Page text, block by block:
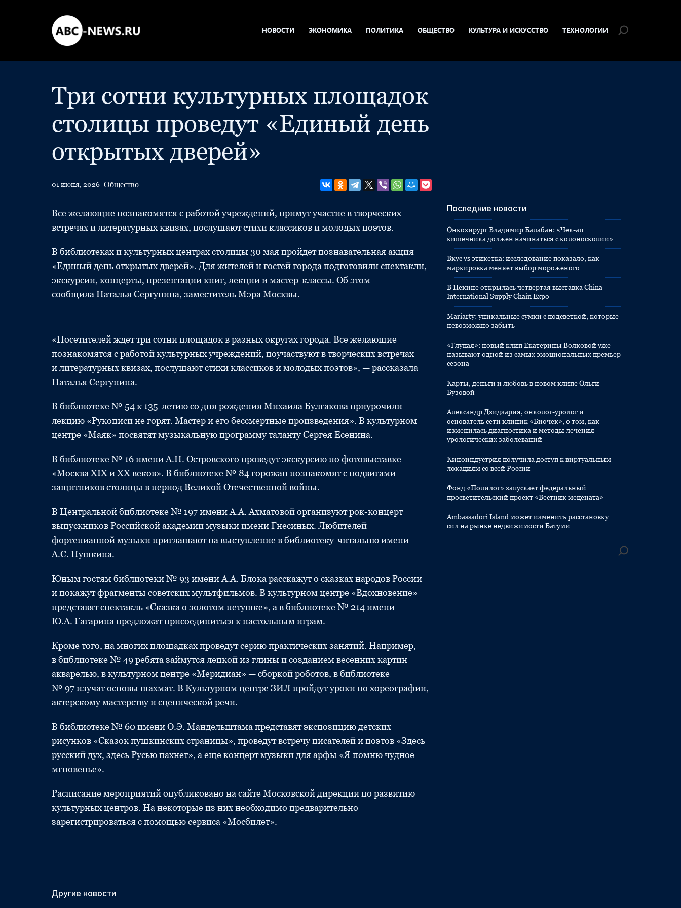
НОВОСТИ ЭКОНОМИКА ПОЛИТИКА ОБЩЕСТВО КУЛЬТУРА И ИСКУССТВО ТЕХНОЛОГИИ
Три сотни культурных площадок
столицы проведут «Единый день
открытых дверей»
01 июня, 2026 Общество
Все желающие познакомятся с работой учреждений, примут участие в творческих
встречах и литературных квизах, послушают стихи классиков и молодых поэтов.
В библиотеках и культурных центрах столицы 30 мая пройдет познавательная акция
«Единый день открытых дверей». Для жителей и гостей города подготовили спектакли,
экскурсии, концерты, презентации книг, лекции и мастер-классы. Об этом
сообщила Наталья Сергунина, заместитель Мэра Москвы.
«Посетителей ждет три сотни площадок в разных округах города. Все желающие
познакомятся с работой культурных учреждений, поучаствуют в творческих встречах
и литературных квизах, послушают стихи классиков и молодых поэтов», — рассказала
Наталья Сергунина.
В библиотеке № 54 к 135-летию со дня рождения Михаила Булгакова приурочили
лекцию «Рукописи не горят. Мастер и его бессмертные произведения». В культурном
центре «Маяк» посвятят музыкальную программу таланту Сергея Есенина.
В библиотеке № 16 имени А.Н. Островского проведут экскурсию по фотовыставке
«Москва ХIХ и ХХ веков». В библиотеке № 84 горожан познакомят с подвигами
защитников столицы в период Великой Отечественной войны.
В Центральной библиотеке № 197 имени А.А. Ахматовой организуют рок-концерт
выпускников Российской академии музыки имени Гнесиных. Любителей
фортепианной музыки приглашают на выступление в библиотеку-читальню имени
А.С. Пушкина.
Юным гостям библиотеки № 93 имени А.А. Блока расскажут о сказках народов России
и покажут фрагменты советских мультфильмов. В культурном центре «Вдохновение»
представят спектакль «Сказка о золотом петушке», а в библиотеке № 214 имени
Ю.А. Гагарина предложат присоединиться к настольным играм.
Кроме того, на многих площадках проведут серию практических занятий. Например,
в библиотеке № 49 ребята займутся лепкой из глины и созданием весенних картин
акварелью, в культурном центре «Меридиан» — сборкой роботов, в библиотеке
№ 97 изучат основы шахмат. В Культурном центре ЗИЛ пройдут уроки по хореографии,
актерскому мастерству и сценической речи.
В библиотеке № 60 имени О.Э. Мандельштама представят экспозицию детских
рисунков «Сказок пушкинских страницы», проведут встречу писателей и поэтов «Здесь
русский дух, здесь Русью пахнет», а еще концерт музыки для арфы «Я помню чудное
мгновенье».
Расписание мероприятий опубликовано на сайте Московской дирекции по развитию
культурных центров. На некоторые из них необходимо предварительно
зарегистрироваться с помощью сервиса «Мосбилет».
Последние новости
Онкохирург Владимир Балабан: «Чек-ап
кишечника должен начинаться с колоноскопии»
Вкус vs этикетка: исследование показало, как
маркировка меняет выбор мороженого
В Пекине открылась четвертая выставка China
International Supply Chain Expo
Mariarty: уникальные сумки с подсветкой, которые
невозможно забыть
«Глупая»: новый клип Екатерины Волковой уже
называют одной из самых эмоциональных премьер
сезона
Карты, деньги и любовь в новом клипе Ольги
Бузовой
Александр Дзидзария, онколог-уролог и
основатель сети клиник «Биочек», о том, как
изменилась диагностика и методы лечения
урологических заболеваний
Киноиндустрия получила доступ к виртуальным
локациям со всей России
Фонд «Полилог» запускает федеральный
просветительский проект «Вестник мецената»
Ambassadori Island может изменить расстановку
сил на рынке недвижимости Батуми
Другие новости